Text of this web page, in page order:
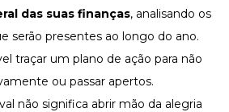
das suas finanças, analisando os
serão presentes ao longo do ano.
traçar um plano de ação para não
ou passar apertos.
não significa abrir mão da alegria